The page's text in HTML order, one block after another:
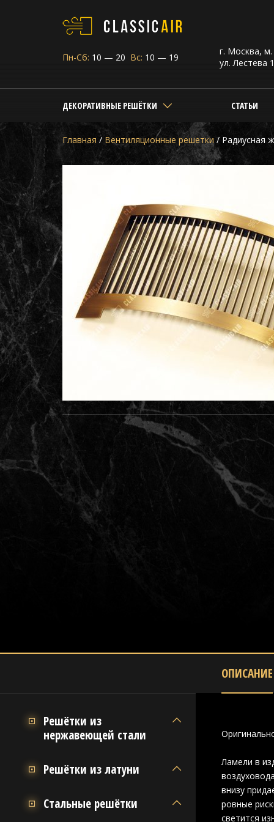
Пн-Сб: 10 — 20 Вс: 10 — 19
г. Москва, м.
ул. Лестева
ДЕКОРАТИВНЫЕ РЕШЁТКИ СТАТЬИ
Главная / Вентиляционные решетки / Радиусная
ОПИСАНИЕ
Ламели в
внизу
ровные
светится
Решётки из
нержавеющей стали
Решётки из латуни
Стальные решётки